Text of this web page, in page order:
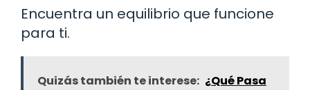
Encuentra un equilibrio que funcione
para ti.
Quizás también te interese: ¿Qué Pasa